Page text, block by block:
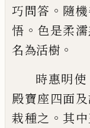
巧問答 。 隨
悟 。 色是柔
名為活樹 。
時惠明使
殿寶座四面
栽種之 。其